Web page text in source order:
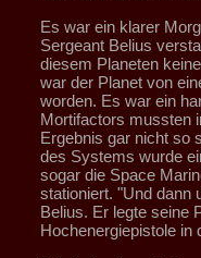
Es war ein klarer
Sergeant Belius
diesem Planeten
war der Planet von
worden. Es war ein
Mortifactors mussten
Ergebnis gar nicht so
des Systems wurde
sogar die Space
stationiert. "Und dann
Belius. Er legte seine
Hochenergiepistole in